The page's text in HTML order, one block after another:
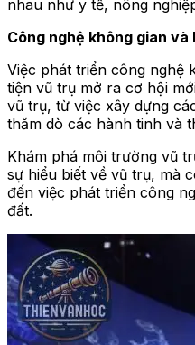
nhau như y tế, nông
Công nghệ không gian
Việc phát triển công nghệ
tiện vũ trụ mở ra cơ hội
vũ trụ, từ việc xây dựng
thăm dò các hành tinh và
Khám phá môi trường vũ
sự hiểu biết về vũ trụ, mà
đến việc phát triển công
đất.